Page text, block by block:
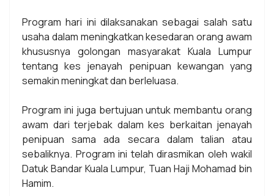
Program hari ini dilaksanakan sebagai salah satu
usaha dalam meningkatkan kesedaran orang awam
khususnya golongan masyarakat Kuala Lumpur
tentang kes jenayah penipuan kewangan yang
semakin meningkat dan berleluasa.
Program ini juga bertujuan untuk membantu orang
awam dari terjebak dalam kes berkaitan jenayah
penipuan sama ada secara dalam talian atau
sebaliknya. Program ini telah dirasmikan oleh wakil
Datuk Bandar Kuala Lumpur, Tuan Haji Mohamad bin
Hamim.